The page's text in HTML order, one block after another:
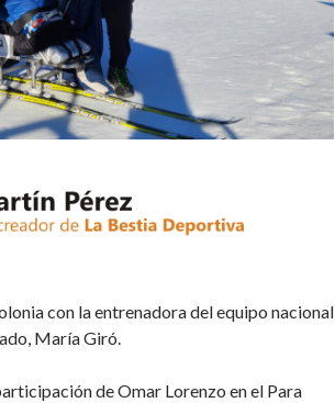
con la entrenadora del equipo nacional
María Giró.
de Omar Lorenzo en el Para